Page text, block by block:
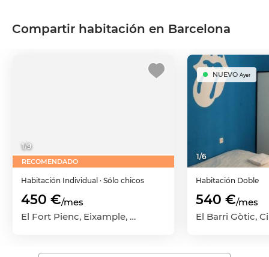
Compartir habitación en Barcelona
1/9
RECOMENDADO
Habitación Individual · Sólo chicos
450 €/mes
El Fort Pienc, Eixample, Barcelona Capital, Barcelona
1/6
NUEVO Ayer
Habitación Doble
540 €/mes